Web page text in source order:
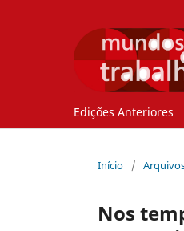
Edições Anteriores
Início /
Nos